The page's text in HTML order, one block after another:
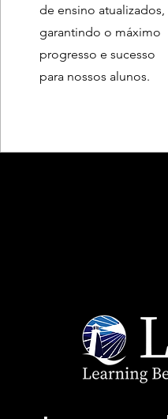
de ensino atualizados,
garantindo o máximo
progresso e sucesso
para nossos alunos.